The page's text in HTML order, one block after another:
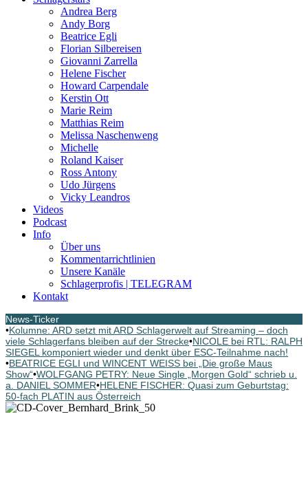
Andrea Berg
Andy Borg
Beatrice Egli
Florian Silbereisen
Giovanni Zarrella
Helene Fischer
Howard Carpendale
Kerstin Ott
Marie Reim
Matthias Reim
Melissa Naschenweng
Michelle
Roland Kaiser
Ross Antony
Udo Jürgens
Vicky Leandros
Videos
Podcast
Info
Über uns
Kommentarrichtlinien
Unsere Kanäle
Schlagerprofis | TELEGRAM
Kontakt
News-Ticker
•Kolumne: ARD setzt mit ARD Schlagerwelt auf Streaming – doch
viele Schlagerfans bleiben auf der Strecke•NICOLE bei RTL: RALPH
SIEGEL komponiert wieder und denkt über ESC-Teilnahme nach!
•BEATRICE EGLI und WINCENT WEISS bei „Die große Maus
Show“•WOLFGANG PETRY: Neue Single „Morgen Gold“ schrieb u.
a. DANIEL SOMMER•HELENE FISCHER: Quasi zum Geburtstag:
50-fach PLATIN aus Österreich